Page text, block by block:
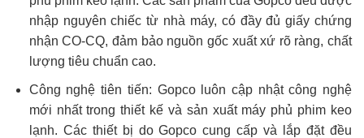
nhập nguyên chiếc từ nhà máy, có đầy đủ giấy chứng
nhận CO-CQ, đảm bảo nguồn gốc xuất xứ rõ ràng, chất
lượng tiêu chuẩn cao.
Công nghệ tiên tiến: Gopco luôn cập nhật công nghệ
mới nhất trong thiết kế và sản xuất máy phủ phim keo
lạnh. Các thiết bị do Gopco cung cấp và lắp đặt đều